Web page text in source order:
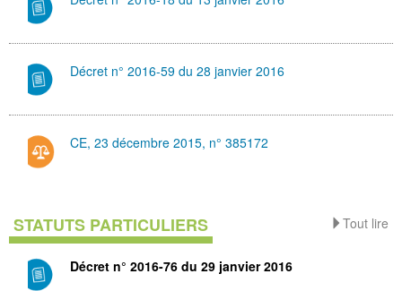
Décret n° 2016-59 du 28 janvier 2016
CE, 23 décembre 2015, n° 385172
Tout lire
STATUTS PARTICULIERS
Décret n° 2016-76 du 29 janvier 2016